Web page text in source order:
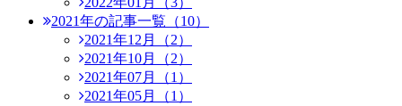
2021年の記事一覧（10）
2021年12月（2）
2021年10月（2）
2021年07月（1）
2021年05月（1）